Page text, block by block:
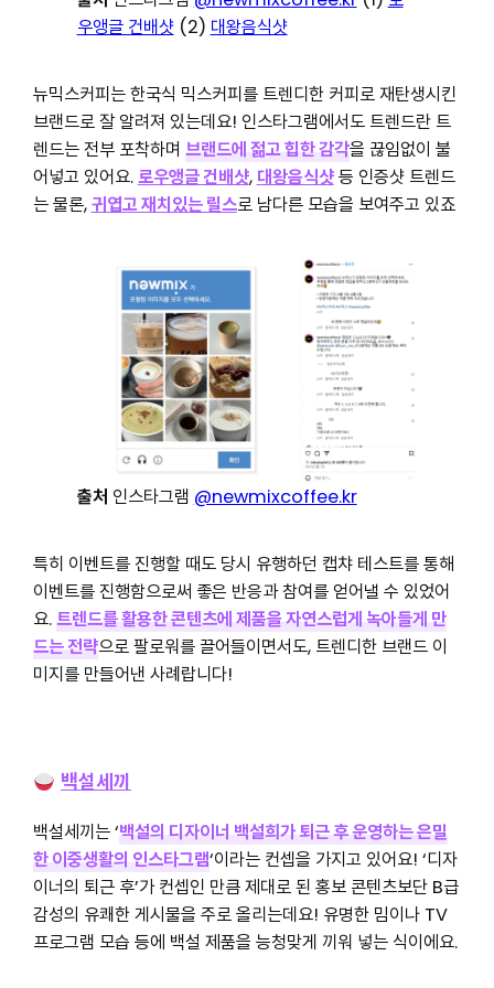
우앵글 건배샷(2) 대왕음식샷
뉴믹스커피는 한국식 믹스커피를 트렌디한 커피로 재탄생시킨
브랜드로 잘 알려져 있는데요! 인스타그램에서도 트렌드란 트
렌드는 전부 포착하며 브랜드에 젊고 힙한 감각을 끊임없이 불
어넣고 있어요.로우앵글 건배샷, 대왕음식샷등 인증샷 트렌드
는 물론,귀엽고 재치있는 릴스로 남다른 모습을 보여주고 있죠
출처 인스타그램 @newmixcoffee.kr
특히 이벤트를 진행할 때도 당시 유행하던 캡챠 테스트를 통해
이벤트를 진행함으로써 좋은 반응과 참여를 얻어낼 수 있었어
요.트렌드를 활용한 콘텐츠에 제품을 자연스럽게 녹아들게 만
드는 전략으로 팔로워를 끌어들이면서도, 트렌디한 브랜드 이
미지를 만들어낸 사례랍니다!
백설세끼
백설세끼는 ‘백설의 디자이너 백설희가 퇴근 후 운영하는 은밀
한 이중생활의 인스타그램‘이라는 컨셉을 가지고 있어요! ‘디자
이너의 퇴근 후’가 컨셉인 만큼 제대로 된 홍보 콘텐츠보단 B급
감성의 유쾌한 게시물을 주로 올리는데요! 유명한 밈이나 TV
프로그램 모습 등에 백설 제품을 능청맞게 끼워 넣는 식이에요.